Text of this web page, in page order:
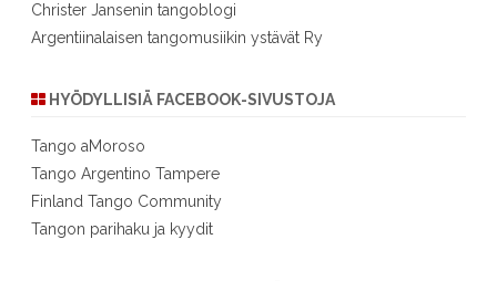
Christer Jansenin tangoblogi
Argentiinalaisen tangomusiikin ystävät Ry
HYÖDYLLISIÄ FACEBOOK-SIVUSTOJA
Tango aMoroso
Tango Argentino Tampere
Finland Tango Community
Tangon parihaku ja kyydit